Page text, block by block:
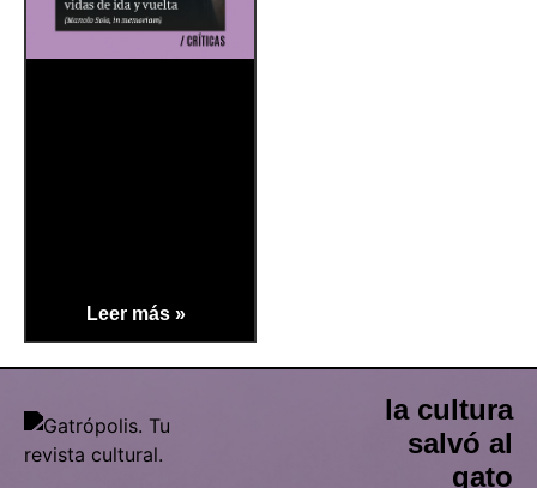
Leer más »
la cultura
salvó al
gato